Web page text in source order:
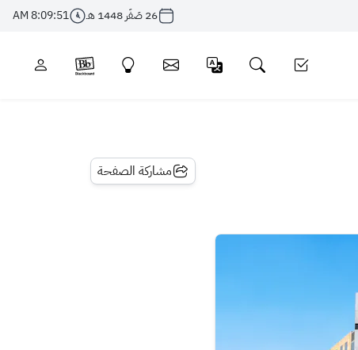
26 صَفَر 1448 هـ 8:09:51 AM
مشاركة الصفحة